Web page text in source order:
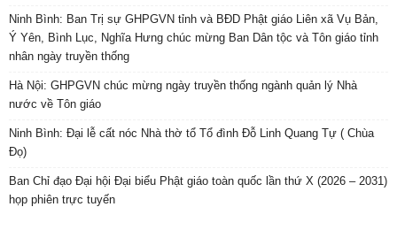
Ninh Bình: Ban Trị sự GHPGVN tỉnh và BĐD Phật giáo Liên xã Vụ Bản,
Ý Yên, Bình Lục, Nghĩa Hưng chúc mừng Ban Dân tộc và Tôn giáo tỉnh
nhân ngày truyền thống
Hà Nội: GHPGVN chúc mừng ngày truyền thống ngành quản lý Nhà
nước về Tôn giáo
Ninh Bình: Đại lễ cất nóc Nhà thờ tổ Tổ đình Đỗ Linh Quang Tự ( Chùa
Đọ)
Ban Chỉ đạo Đại hội Đại biểu Phật giáo toàn quốc lần thứ X (2026 – 2031)
họp phiên trực tuyến